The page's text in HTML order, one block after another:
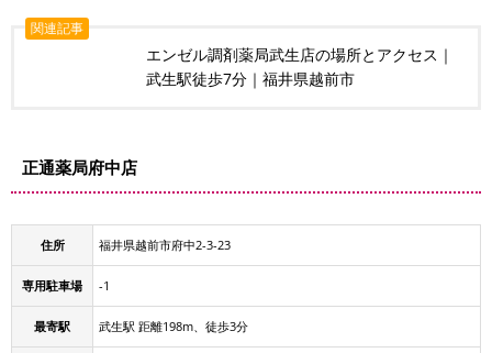
関連記事
エンゼル調剤薬局武生店の場所とアクセス｜
武生駅徒歩7分｜福井県越前市
正通薬局府中店
住所 福井県越前市府中2-3-23
専用駐車場 -1
最寄駅 武生駅 距離198m、徒歩3分